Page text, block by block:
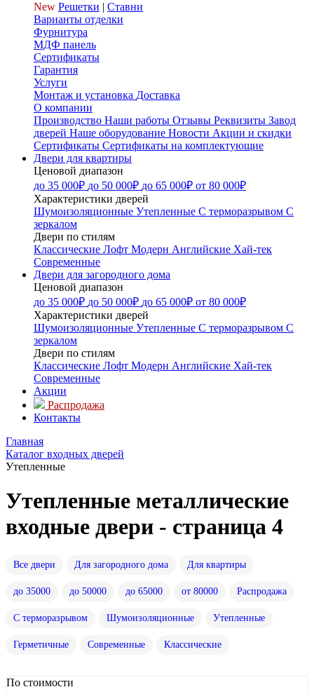
New Решетки | Ставни
Варианты отделки
Фурнитура
МДФ панель
Сертификаты
Гарантия
Услуги
Монтаж и установка Доставка
О компании
Производство Наши работы Отзывы Реквизиты Завод
дверей Наше оборудование Новости Акции и скидки
Сертификаты Сертификаты на комплектующие
Двери для квартиры
Ценовой диапазон
до 35 000₽ до 50 000₽ до 65 000₽ от 80 000₽
Характеристики дверей
Шумоизоляционные Утепленные С терморазрывом С
зеркалом
Двери по стилям
Классические Лофт Модерн Английские Хай-тек
Современные
Двери для загородного дома
Ценовой диапазон
до 35 000₽ до 50 000₽ до 65 000₽ от 80 000₽
Характеристики дверей
Шумоизоляционные Утепленные С терморазрывом С
зеркалом
Двери по стилям
Классические Лофт Модерн Английские Хай-тек
Современные
Акции
Распродажа
Контакты
Главная
Каталог входных дверей
Утепленные
Утепленные металлические
входные двери - страница 4
Все двери Для загородного дома Для квартиры
до 35000 до 50000 до 65000 от 80000 Распродажа
С терморазрывом Шумоизоляционные Утепленные
Герметичные Современные Классические
По стоимости